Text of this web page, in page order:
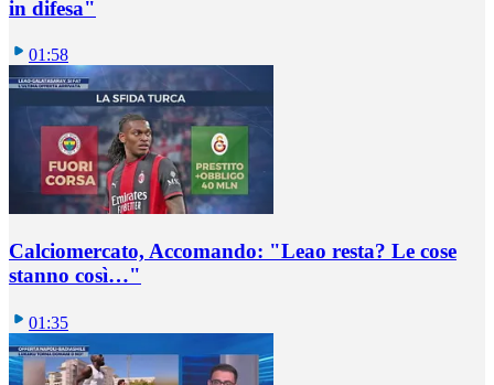
in difesa"
01:58
Calciomercato, Accomando: "Leao resta? Le cose
stanno così…"
01:35